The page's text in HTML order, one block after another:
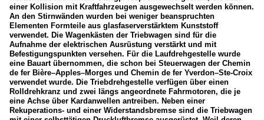
einer Kollision mit Kraftfahrzeugen ausgewechselt werden können.
An den Stirnwänden wurden bei weniger beanspruchten
Elementen Formteile aus glasfaserverstärktem Kunststoff
verwendet. Die Wagenkästen der Triebwagen sind für die
Aufnahme der elektrischen Ausrüstung verstärkt und mit
Befestigungspunkten versehen. Für die Laufdrehgestelle wurde
eine Bauart übernommen, die schon bei Steuerwagen der Chemin
de fer Bière–Apples–Morges und Chemin de fer Yverdon–Ste-Croix
verwendet wurde. Die Triebdrehgestelle verfügen über einen
Rolldrehkranz und zwei längs angeordnete Fahrmotoren, die je
eine Achse über Kardanwellen antreiben. Neben einer
Rekuperations- und einer Widerstandsbremse sind die Triebwagen